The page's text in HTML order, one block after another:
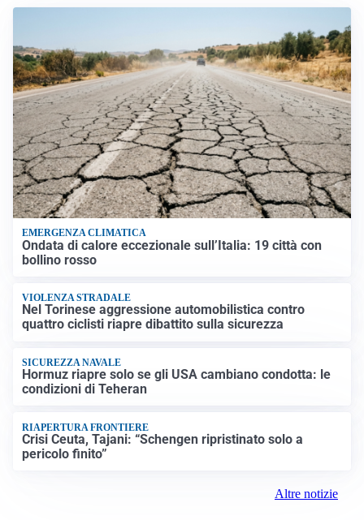
EMERGENZA CLIMATICA
Ondata di calore eccezionale sull’Italia: 19 città con
bollino rosso
VIOLENZA STRADALE
Nel Torinese aggressione automobilistica contro
quattro ciclisti riapre dibattito sulla sicurezza
SICUREZZA NAVALE
Hormuz riapre solo se gli USA cambiano condotta: le
condizioni di Teheran
RIAPERTURA FRONTIERE
Crisi Ceuta, Tajani: “Schengen ripristinato solo a
pericolo finito”
Altre notizie